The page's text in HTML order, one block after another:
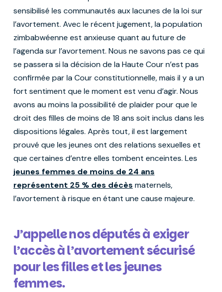
sensibilisé les communautés aux lacunes de la loi sur
l’avortement. Avec le récent jugement, la population
zimbabwéenne est anxieuse quant au future de
l’agenda sur l’avortement. Nous ne savons pas ce qui
se passera si la décision de la Haute Cour n’est pas
confirmée par la Cour constitutionnelle, mais il y a un
fort sentiment que le moment est venu d’agir. Nous
avons au moins la possibilité de plaider pour que le
droit des filles de moins de 18 ans soit inclus dans les
dispositions légales. Après tout, il est largement
prouvé que les jeunes ont des relations sexuelles et
que certaines d’entre elles tombent enceintes. Les
jeunes femmes de moins de 24 ans
représentent 25 % des décès maternels,
l’avortement à risque en étant une cause majeure.
J’appelle nos députés à exiger
l’accès à l’avortement sécurisé
pour les filles et les jeunes
femmes.